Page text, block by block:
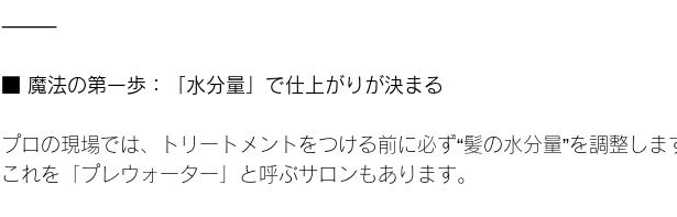
⸻
■ 魔法の第一歩：「水分量」で仕上がりが決まる
プロの現場では、トリートメントをつける前に必ず“髪の水分量”を調整しま
これを「プレウォーター」と呼ぶサロンもあります。